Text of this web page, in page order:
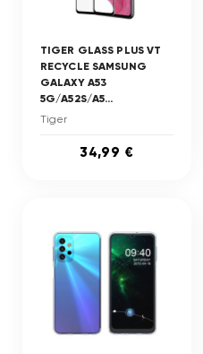
TIGER GLASS PLUS VT
RECYCLE SAMSUNG
GALAXY A53
5G/A52S/A5...
Tiger
34,99 €